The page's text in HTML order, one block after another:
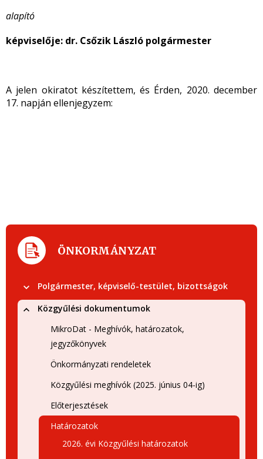
alapító
képviselője: dr. Csőzik László polgármester
A jelen okiratot készítettem, és Érden, 2020. december
17. napján ellenjegyzem:
ÖNKORMÁNYZAT
Polgármester, képviselő-testület, bizottságok
Közgyűlési dokumentumok
MikroDat - Meghívók, határozatok,
jegyzőkönyvek
Önkormányzati rendeletek
Közgyűlési meghívók (2025. június 04-ig)
Előterjesztések
Határozatok
2026. évi Közgyűlési határozatok